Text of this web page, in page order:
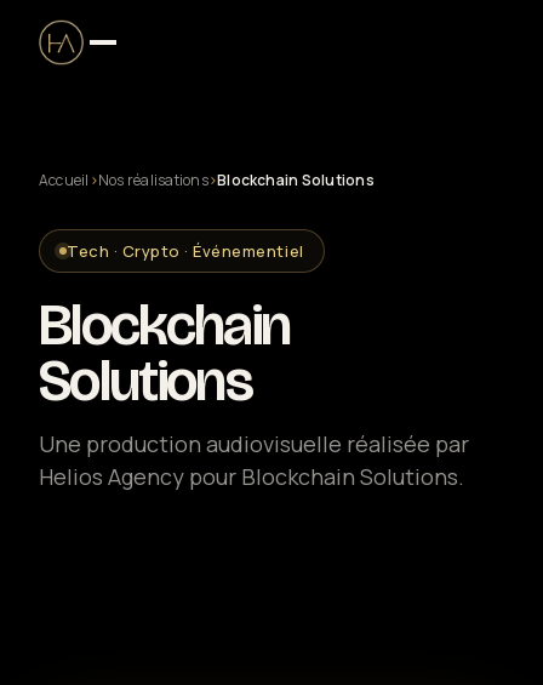
Production audiovisuelle
Clip musical
Captation live & streaming
Accueil ›Nos réalisations›Blockchain Solutions
Tech · Crypto · Événementiel
Blockchain
Solutions
Une production audiovisuelle réalisée par
Helios Agency pour Blockchain Solutions.